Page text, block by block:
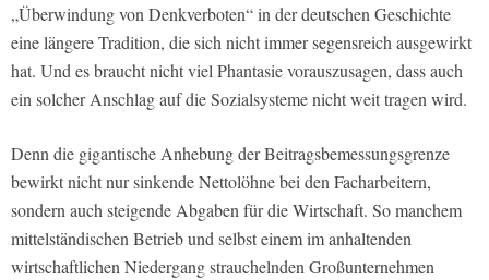
„Überwindung von Denkverboten“ in der deutschen Geschichte
eine längere Tradition, die sich nicht immer segensreich ausgewirkt
hat. Und es braucht nicht viel Phantasie vorauszusagen, dass auch
ein solcher Anschlag auf die Sozialsysteme nicht weit tragen wird.
Denn die gigantische Anhebung der Beitragsbemessungsgrenze
bewirkt nicht nur sinkende Nettolöhne bei den Facharbeitern,
sondern auch steigende Abgaben für die Wirtschaft. So manchem
mittelständischen Betrieb und selbst einem im anhaltenden
wirtschaftlichen Niedergang strauchelnden Großunternehmen